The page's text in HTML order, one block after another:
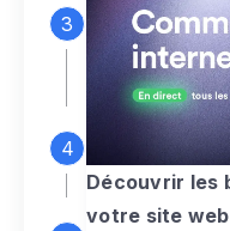
designpour
à votre image
Ajoutez des
présenter
Découvrir les
votre site web